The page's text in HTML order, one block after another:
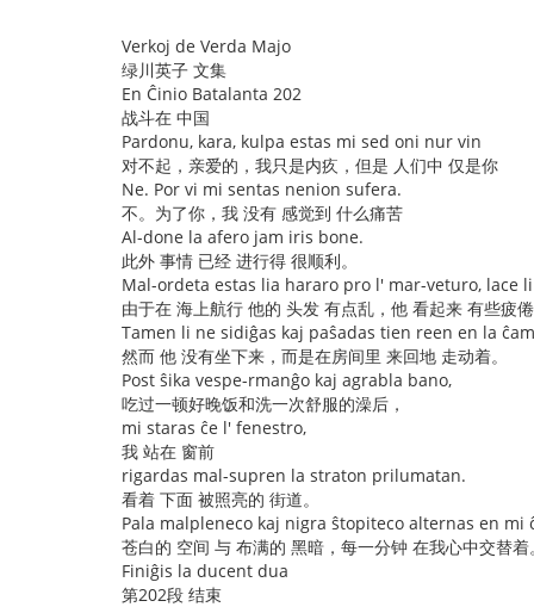
Verkoj de Verda Majo
绿川英子 文集
En Ĉinio Batalanta 202
战斗在 中国
Pardonu, kara, kulpa estas mi sed oni nur vin
对不起，亲爱的，我只是内疚，但是 人们中 仅是你
Ne. Por vi mi sentas nenion sufera.
不。为了你，我 没有 感觉到 什么痛苦
Al-done la afero jam iris bone.
此外 事情 已经 进行得 很顺利。
Mal-ordeta estas lia hararo pro l' mar-veturo, lace
由于在 海上航行 他的 头发 有点乱，他 看起来 有些疲倦
Tamen li ne sidiĝas kaj paŝadas tien reen en la
然而 他 没有坐下来，而是在房间里 来回地 走动着。
Post ŝika vespe-rmanĝo kaj agrabla bano,
吃过一顿好晚饭和洗一次舒服的澡后，
mi staras ĉe l' fenestro,
我 站在 窗前
rigardas mal-supren la straton prilumatan.
看着 下面 被照亮的 街道。
Pala malpleneco kaj nigra ŝtopiteco alternas en mi
苍白的 空间 与 布满的 黑暗，每一分钟 在我心中交替着。
Finiĝis la ducent dua
第202段 结束